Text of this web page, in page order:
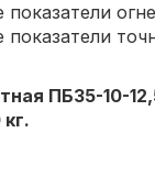
показатели
показатели
ПБ35-10-